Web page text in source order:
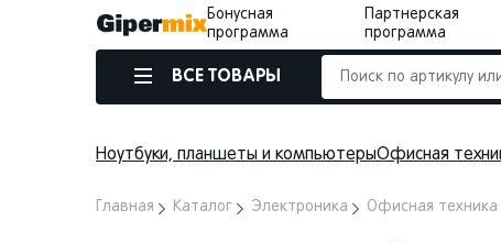
Бонусная
программа
Партнерская
программа
ВСЕ ТОВАРЫ
Ноутбуки, планшеты и компьютерыОфисная
Главная Каталог Электроника Офисная техника